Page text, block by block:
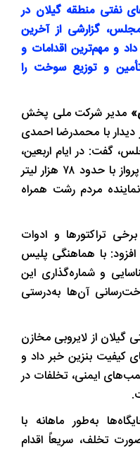
نفتی منطقه گیلان در
گزارشی از آخرین
و مهم‌ترین اقدامات و
و توزیع سوخت را
مدیر شرکت ملی پخش
دیدار با محمدرضا احمدی
گفت: در ایام اربعین،
تأمین سوخت مورد نیاز ۱۱ سورتی پرواز با حدود ۷۸ هزار لیتر
مردم رشت همراه
تراکتورها و ادوات
افزود: با هماهنگی پلیس
و شماره‌گذاری این
آن‌ها به‌درستی
از لایروبی مخازن
کیفیت بنزین خبر داد و
ایمنی، تخلفات در
به‌طور ماهانه با
تخلف، سریعاً اقدام